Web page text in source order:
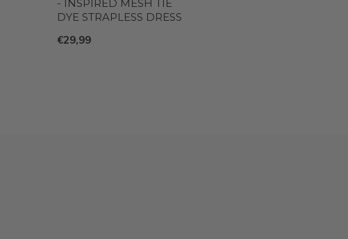
- INSPIRED MESH TIE
DYE STRAPLESS DRESS
€29,99